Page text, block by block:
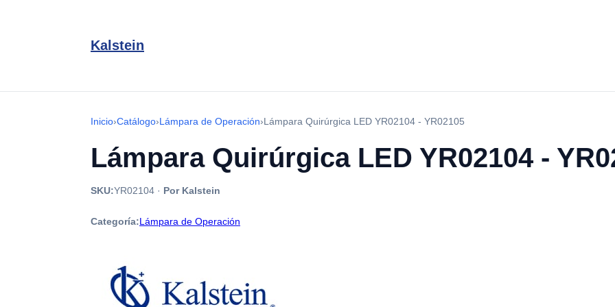
Kalstein
Inicio›Catálogo›Lámpara de Operación›Lámpara Quirúrgica LED YR02104 - YR02105
Lámpara Quirúrgica LED YR02104 -
SKU:YR02104 · Por Kalstein
Categoría:Lámpara de Operación